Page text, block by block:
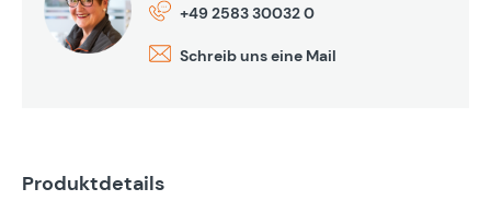
+49 2583 30032 0
Schreib uns eine Mail
Produktdetails